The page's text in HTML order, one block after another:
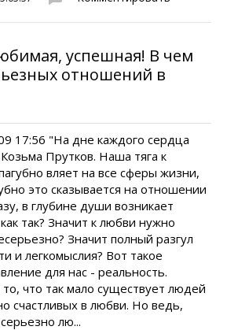
успешная! В чем
отношений в
17:56 "На дне каждого сердца
Прутков. Наша тяга к
вляет на все сферы жизни,
это сказывается на отношении
в глубине души возникает
так? Значит к любви нужно
Значит полный разгул
и легкомыслия? Вот такое
для нас - реальность.
что так мало существует людей
счастливых в любви. Но ведь,
лю...